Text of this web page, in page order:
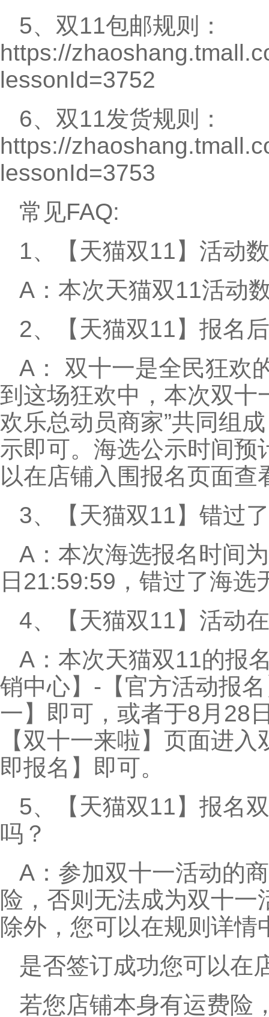
5、双11包邮规则：
https://
lessonId=3752
6、双11发货规则：
https://
lessonId=3753
常见FAQ:
1、【天猫双11】活动
A：本次天猫双11活动
2、【天猫双11】报名
A： 双十一是全民狂欢
到这场狂欢中，本次双十
欢乐总动员商家”共同组
示即可。海选公示时间
以在店铺入围报名页面查
3、【天猫双11】错过
A：本次海选报名时间
日21:59:59，错过了海选
4、【天猫双11】活动
A：本次天猫双11的报
销中心】-【官方活动报
一】即可，或者于8月28
【双十一来啦】页面进
即报名】即可。
5、【天猫双11】报名
吗？
A：参加双十一活动的
险，否则无法成为双十
除外，您可以在规则详情
是否签订成功您可以在
若您店铺本身有运费险